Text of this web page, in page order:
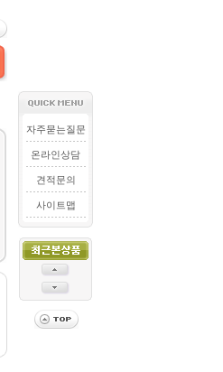
자주묻는질문
온라인상담
견적문의
사이트맵